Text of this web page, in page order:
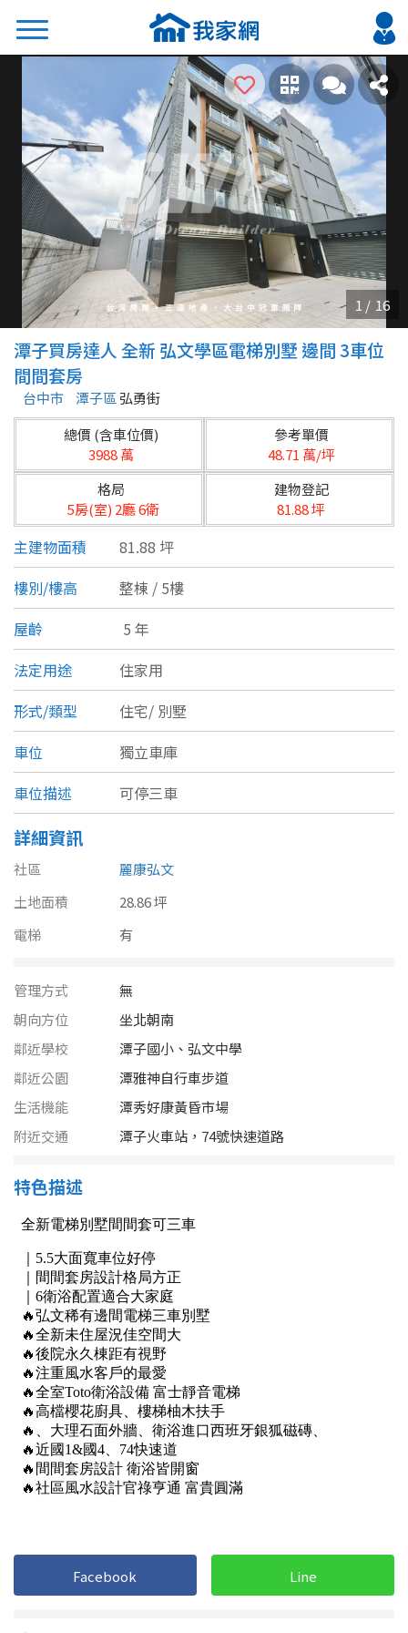
搜尋
熱門關鍵字
2026 台北降價好屋限量釋出
2026 新北降價好屋限量釋出
2026 台中降價好屋限量釋出
2026 台南降價好屋限量釋出
2026 高雄降價好屋限量釋出
縣市
台北市
基隆市
新北市
宜蘭縣
桃園市
新竹市
新竹縣
苗栗縣
台中市
彰化縣
南投縣
雲林縣
嘉義市
嘉義縣
台南市
高雄市
屏東縣
台東縣
金門連江
區域
類型(可複選)
不拘 公寓 電梯大樓 套房
別墅 透天厝 樓中樓 華廈
農舍 辦公 店面 工廠
坪數
不拘
60~70 坪
80坪以上
~
樓層
不拘
1樓
3樓
5~10樓
21樓以上
~
格局
2房
潭子買房達人 全新 弘文學區電梯別墅 邊間 3車位
間間套房
台中市 潭子區 弘勇街
總價 (含車位價)
3988 萬
參考單價
48.71 萬/坪
格局
5房(室) 2廳 6衛
建物登記
81.88 坪
主建物面積
81.88 坪
樓別/樓高
整棟 / 5樓
屋齡
5 年
法定用途
住家用
形式/類型
住宅/ 別墅
車位
獨立車庫
車位描述
可停三車
詳細資訊
社區
麗康弘文
土地面積
28.86 坪
電梯
有
管理方式
無
朝向方位
坐北朝南
鄰近學校
潭子國小、弘文中學
鄰近公園
潭雅神自行車步道
生活機能
潭秀好康黃昏市場
附近交通
潭子火車站，74號快速道路
特色描述
Facebook Line